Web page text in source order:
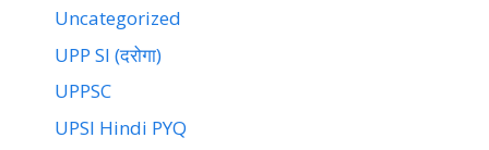
Uncategorized
UPP SI (दरोगा)
UPPSC
UPSI Hindi PYQ